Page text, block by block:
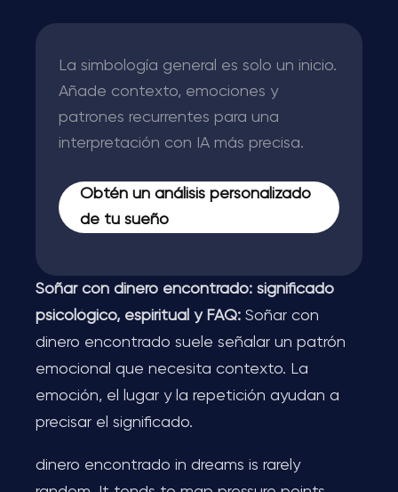
La simbología general es solo un inicio.
Añade contexto, emociones y
patrones recurrentes para una
interpretación con IA más precisa.
Obtén un análisis personalizado
de tu sueño
Soñar con dinero encontrado: significado
psicológico, espiritual y FAQ: Soñar con
dinero encontrado suele señalar un patrón
emocional que necesita contexto. La
emoción, el lugar y la repetición ayudan a
precisar el significado.
dinero encontrado in dreams is rarely